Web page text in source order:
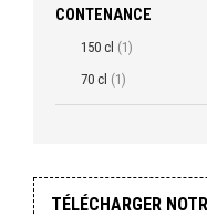
CONTENANCE
150 cl 1
70 cl 1
TÉLÉCHARGER